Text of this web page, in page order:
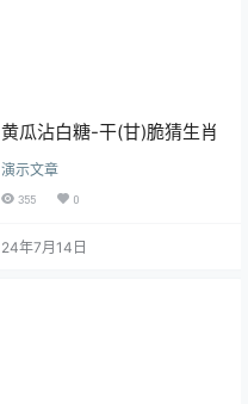
黄瓜沾白糖-干(甘)脆猜生肖
演示文章
355 0
24年7月14日